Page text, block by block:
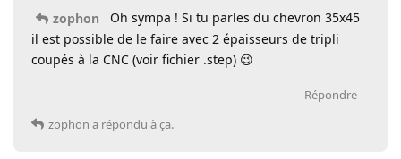
zophon
Oh sympa ! Si tu parles du chevron 35x45
il est possible de le faire avec 2 épaisseurs de tripli
coupés à la CNC (voir fichier .step) 😉
Répondre
zophon a répondu à ça.